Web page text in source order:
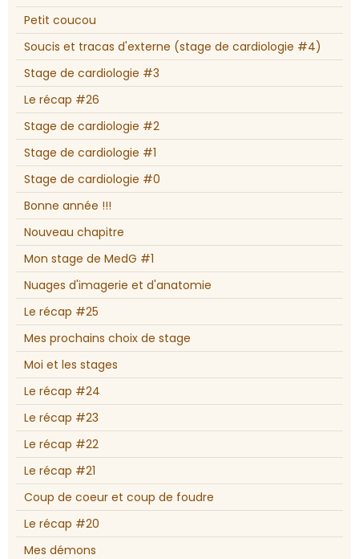
Petit coucou
Soucis et tracas d'externe (stage de cardiologie #4)
Stage de cardiologie #3
Le récap #26
Stage de cardiologie #2
Stage de cardiologie #1
Stage de cardiologie #0
Bonne année !!!
Nouveau chapitre
Mon stage de MedG #1
Nuages d'imagerie et d'anatomie
Le récap #25
Mes prochains choix de stage
Moi et les stages
Le récap #24
Le récap #23
Le récap #22
Le récap #21
Coup de coeur et coup de foudre
Le récap #20
Mes démons